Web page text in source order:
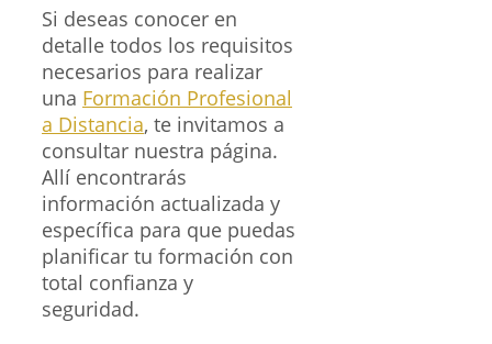
Si deseas conocer en
detalle todos los requisitos
necesarios para realizar
una Formación Profesional
a Distancia, te invitamos a
consultar nuestra página.
Allí encontrarás
información actualizada y
específica para que puedas
planificar tu formación con
total confianza y
seguridad.